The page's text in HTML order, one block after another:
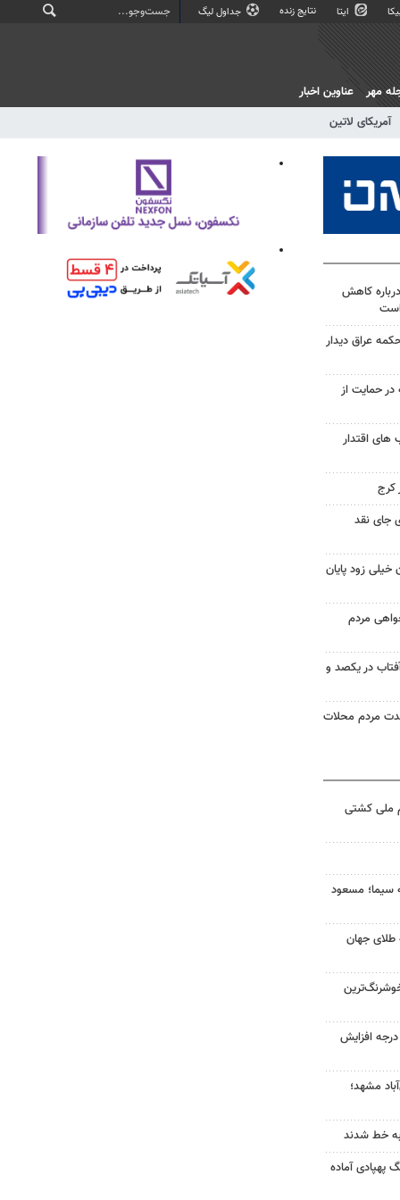
ایتا نتایج زنده جداول لیگ
آمریکای لاتین
مهر عناوین اخبار
کاهش
عراق دیدار
در حمایت از
اقتدار
جای نقد
خیلی زود پایان
مردم
در یکصد و
مردم محلات
ملی کشتی
سیما؛ مسعود
طلای جهان
هوا در خراسان رضوی ۴ درجه افزایش
مشهد؛
به خط شدند
پهپادی آماده